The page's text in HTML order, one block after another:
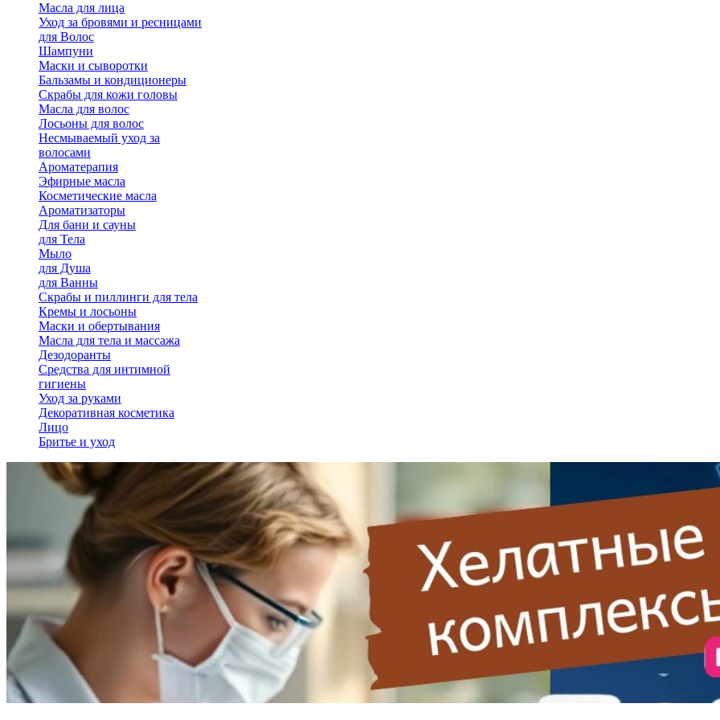
Масла для лица
Уход за бровями и ресницами
для Волос
Шампуни
Маски и сыворотки
Бальзамы и кондиционеры
Скрабы для кожи головы
Масла для волос
Лосьоны для волос
Несмываемый уход за
волосами
Ароматерапия
Эфирные масла
Косметические масла
Ароматизаторы
Для бани и сауны
для Тела
Мыло
для Душа
для Ванны
Скрабы и пиллинги для тела
Кремы и лосьоны
Маски и обертывания
Масла для тела и массажа
Дезодоранты
Средства для интимной
гигиены
Уход за руками
Декоративная косметика
Лицо
Бритье и уход